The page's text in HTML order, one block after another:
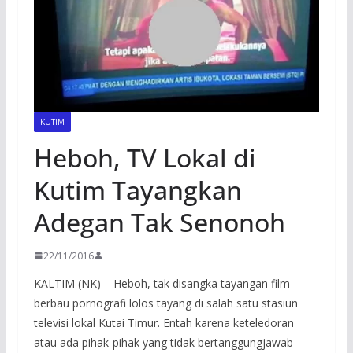
KUTIM
Heboh, TV Lokal di
Kutim Tayangkan
Adegan Tak Senonoh
22/11/2016
KALTIM (NK) – Heboh, tak disangka tayangan film
berbau pornografi lolos tayang di salah satu stasiun
televisi lokal Kutai Timur. Entah karena keteledoran
atau ada pihak-pihak yang tidak bertanggungjawab